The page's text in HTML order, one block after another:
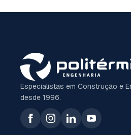
Especialistas em Construção e
desde 1996.